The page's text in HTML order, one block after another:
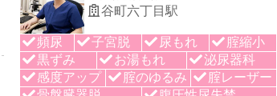
谷町六丁目駅
頻尿 子宮脱 尿もれ
腟縮小
黒ずみ
お湯もれ
泌尿器科
感度アップ
腟のゆるみ
腟レーザー